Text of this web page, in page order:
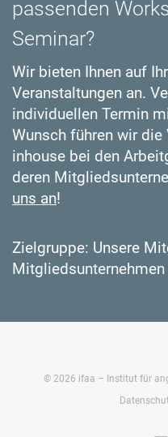
passenden
Seminar?
Wir bieten Ihnen auf
Veranstaltungen an.
individuellen Termin
Wunsch führen wir
inhouse bei den
deren
uns an!
Zielgruppe: Unsere
Mitgliedsunternehmen
© 2026 ifaa – Institut für